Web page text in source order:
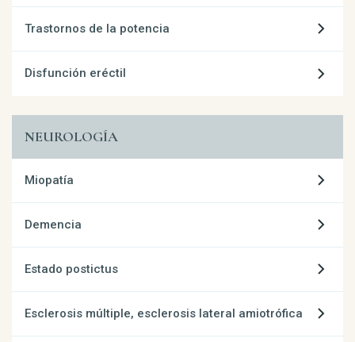
Trastornos de la potencia
Disfunción eréctil
NEUROLOGÍA
Miopatía
Demencia
Estado postictus
Esclerosis múltiple, esclerosis lateral amiotrófica